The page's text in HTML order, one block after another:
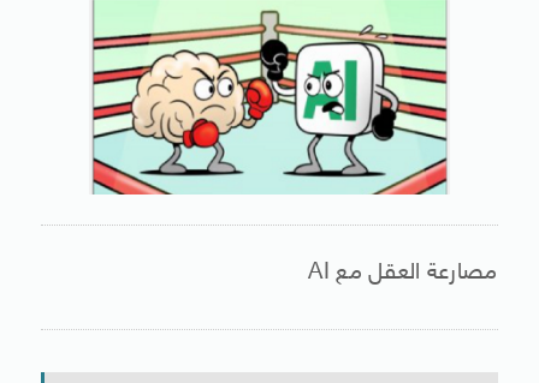
مصارعة العقل مع AI